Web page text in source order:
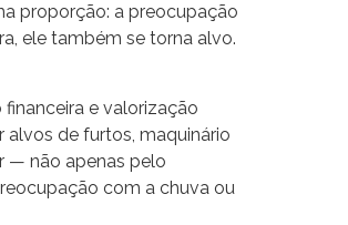
proporção: a preocupação
ele também se torna alvo.
e valorização
alvos de furtos, maquinário
— não apenas pelo
com a chuva ou